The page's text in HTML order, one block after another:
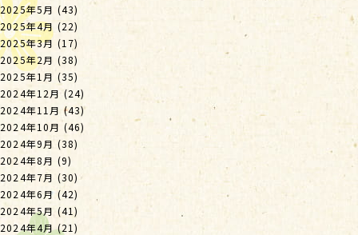
2025年5月 (43)
2025年4月 (22)
2025年3月 (17)
2025年2月 (38)
2025年1月 (35)
2024年12月 (24)
2024年11月 (43)
2024年10月 (46)
2024年9月 (38)
2024年8月 (9)
2024年7月 (30)
2024年6月 (42)
2024年5月 (41)
2024年4月(21)